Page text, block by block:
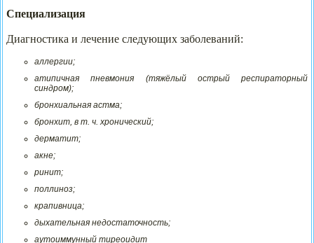
Специализация
Диагностика и лечение следующих заболеваний:
аллергии;
атипичная пневмония (тяжёлый острый респираторный
синдром);
бронхиальная астма;
бронхит, в т. ч. хронический;
дерматит;
акне;
ринит;
поллиноз;
крапивница;
дыхательная недостаточность;
аутоиммунный тиреоидит